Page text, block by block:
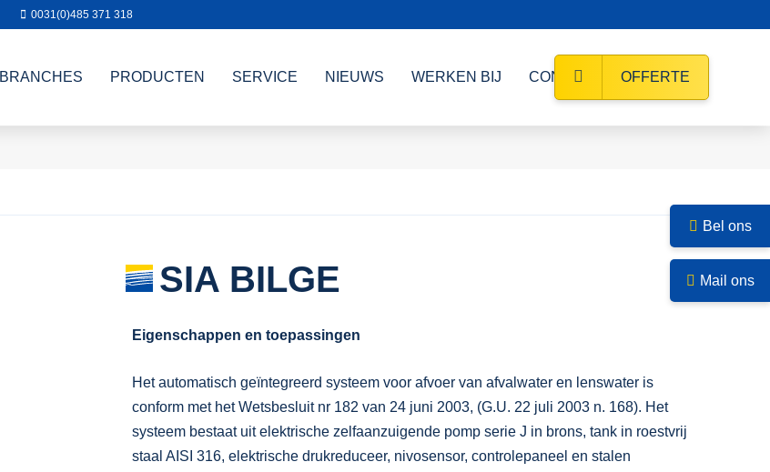
0031(0)485 371 318
BRANCHES PRODUCTEN SERVICE NIEUWS WERKEN BIJ CONTACT OFFERTE
SIA BILGE
Eigenschappen en toepassingen
Het automatisch geïntegreerd systeem voor afvoer van afvalwater en lenswater is
conform met het Wetsbesluit nr 182 van 24 juni 2003, (G.U. 22 juli 2003 n. 168). Het
systeem bestaat uit elektrische zelfaanzuigende pomp serie J in brons, tank in roestvrij
staal AISI 316, elektrische drukreduceer, nivosensor, controlepaneel en stalen
Bel ons
Mail ons